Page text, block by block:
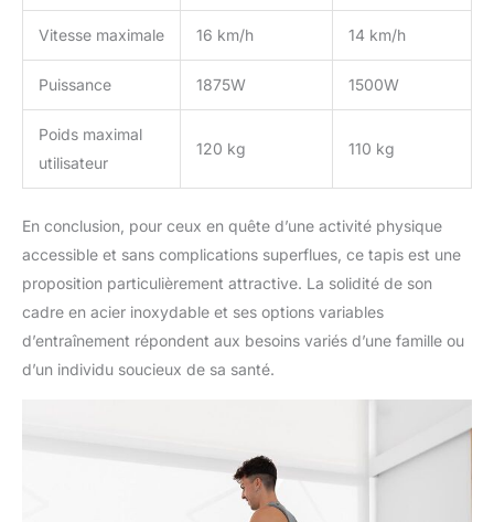
Vitesse maximale 16 km/h 14 km/h
Puissance 1875W 1500W
Poids maximal
utilisateur
120 kg 110 kg
En conclusion, pour ceux en quête d’une activité physique
accessible et sans complications superflues, ce tapis est une
proposition particulièrement attractive. La solidité de son
cadre en acier inoxydable et ses options variables
d’entraînement répondent aux besoins variés d’une famille ou
d’un individu soucieux de sa santé.